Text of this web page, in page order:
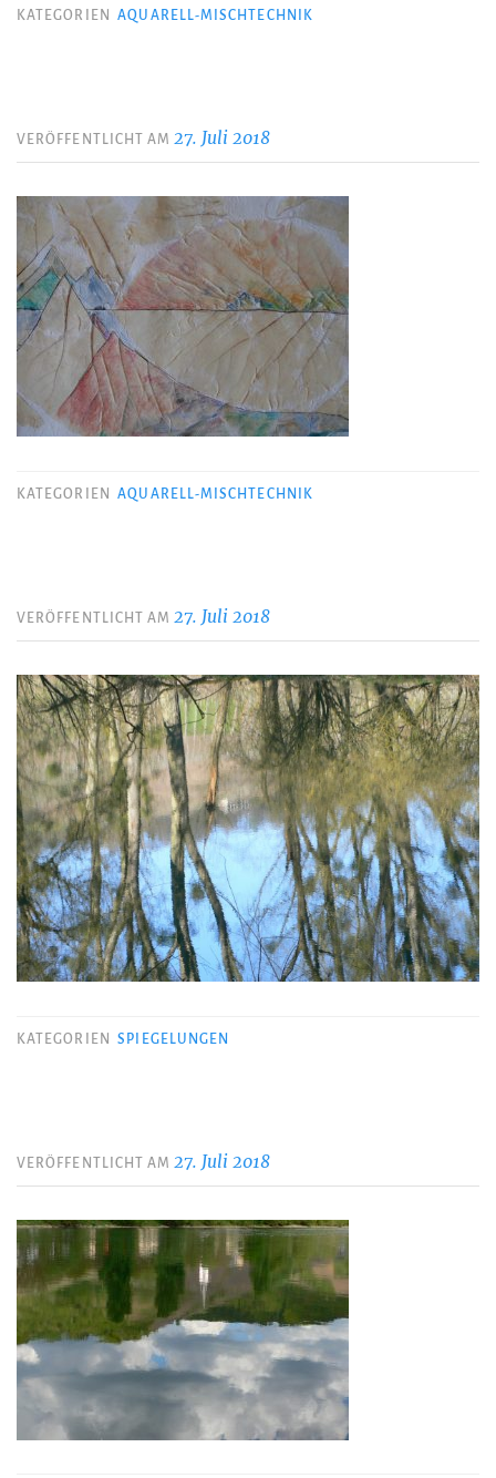
KATEGORIEN AQUARELL-MISCHTECHNIK
VERÖFFENTLICHT AM27. Juli 2018
KATEGORIEN AQUARELL-MISCHTECHNIK
VERÖFFENTLICHT AM 27. Juli 2018
KATEGORIEN SPIEGELUNGEN
VERÖFFENTLICHT AM 27. Juli 2018